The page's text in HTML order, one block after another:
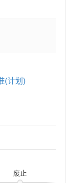
(计划)
废止